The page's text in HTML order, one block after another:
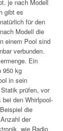
je nach Modell
gibt es
für den
Modell die
einem Pool sind
verbunden.
Ein
950 kg
in sein
prüfen, vor
den Whirlpool-
die
der
wie Radio